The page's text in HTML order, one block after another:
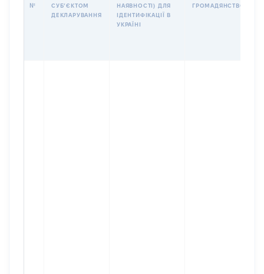
№
СУБʼЄКТОМ
ДЕКЛАРУВАННЯ
НАЯВНОСТІ) ДЛЯ
ІДЕНТИФІКАЦІЇ В
УКРАЇНІ
ГРОМАДЯНСТВО